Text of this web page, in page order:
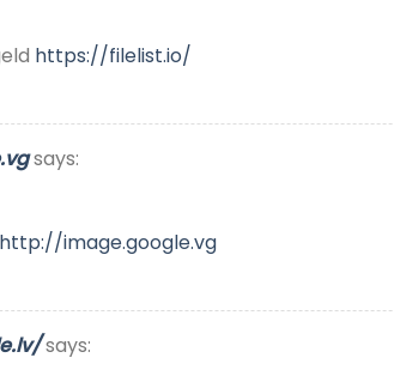
https://filelist.io/
says:
http://image.google.vg
says: